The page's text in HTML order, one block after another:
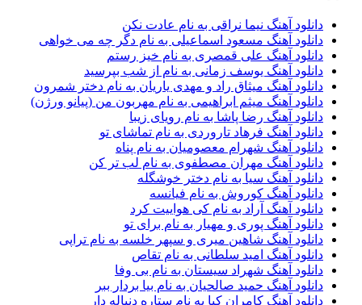
دانلود آهنگ نیما نراقی به نام عادت نکن
دانلود آهنگ مسعود اسماعیلی به نام دگر چه می خواهی
دانلود آهنگ علی قمصری به نام خیز رستم
دانلود آهنگ یوسف زمانی به نام از شب بپرسید
دانلود آهنگ میثاق راد و مهدی یاریان به نام دختر شمرون
دانلود آهنگ میثم ابراهیمی به نام مهربون من (پیانو ورژن)
دانلود آهنگ رضا پاشا به نام رویای زیبا
دانلود آهنگ فرهاد تاروردی به نام تماشای تو
دانلود آهنگ شهرام معصومیان به نام پناه
دانلود آهنگ مهران مصطفوی به نام لب تر کن
دانلود آهنگ سیا به نام دختر خوشگله
دانلود آهنگ کوروش به نام فیانسه
دانلود آهنگ آراد به نام کی هواییت کرد
دانلود آهنگ پوری و مهیار به نام برای تو
دانلود آهنگ شاهین میری و سپهر خلسه به نام تراپی
دانلود آهنگ امید سلطانی به نام تقاص
دانلود آهنگ شهراد سیستان به نام بی وفا
دانلود آهنگ حمید صالحیان به نام بیا بردار ببر
دانلود آهنگ کامران کیا به نام ستاره دنباله دار